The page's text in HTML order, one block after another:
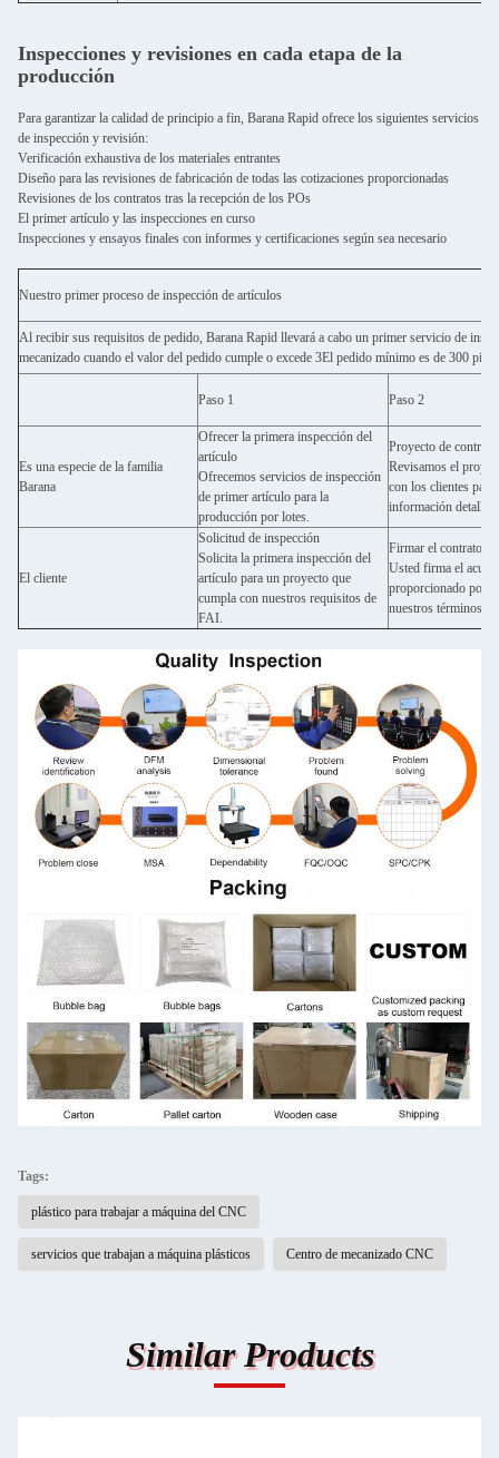
Inspecciones y revisiones en cada etapa de la
producción
Para garantizar la calidad de principio a fin, Barana Rapid ofrece los siguientes servicios
de inspección y revisión:
Verificación exhaustiva de los materiales entrantes
Diseño para las revisiones de fabricación de todas las cotizaciones proporcionadas
Revisiones de los contratos tras la recepción de los POs
El primer artículo y las inspecciones en curso
Inspecciones y ensayos finales con informes y certificaciones según sea necesario
Nuestro primer proceso de inspección de artículos
Al recibir sus requisitos de pedido, Barana Rapid llevará a cabo un primer servicio de
mecanizado cuando el valor del pedido cumple o excede 3El pedido mínimo es de 300
Paso 1 Paso 2
Es una especie de la familia
Barana
Ofrecer la primera inspección del
artículo
Ofrecemos servicios de inspección
de primer artículo para la
producción por lotes.
Proyecto de contrato
Revisamos el
con los clientes para
información
El cliente
Solicitud de inspección
Solicita la primera inspección del
artículo para un proyecto que
cumpla con nuestros requisitos de
FAI.
Firmar el contrato
Usted firma el
proporcionado por
nuestros términos y
Tags:
plástico para trabajar a máquina del CNC
servicios que trabajan a máquina plásticos Centro de mecanizado CNC
Similar Products